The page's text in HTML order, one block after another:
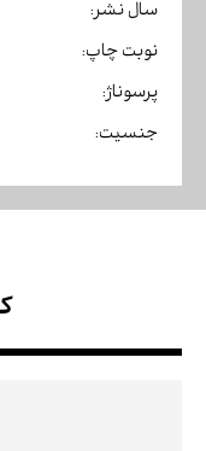
سال نشر:
نوبت چاپ:
پرسوناژ:
جنسیت: